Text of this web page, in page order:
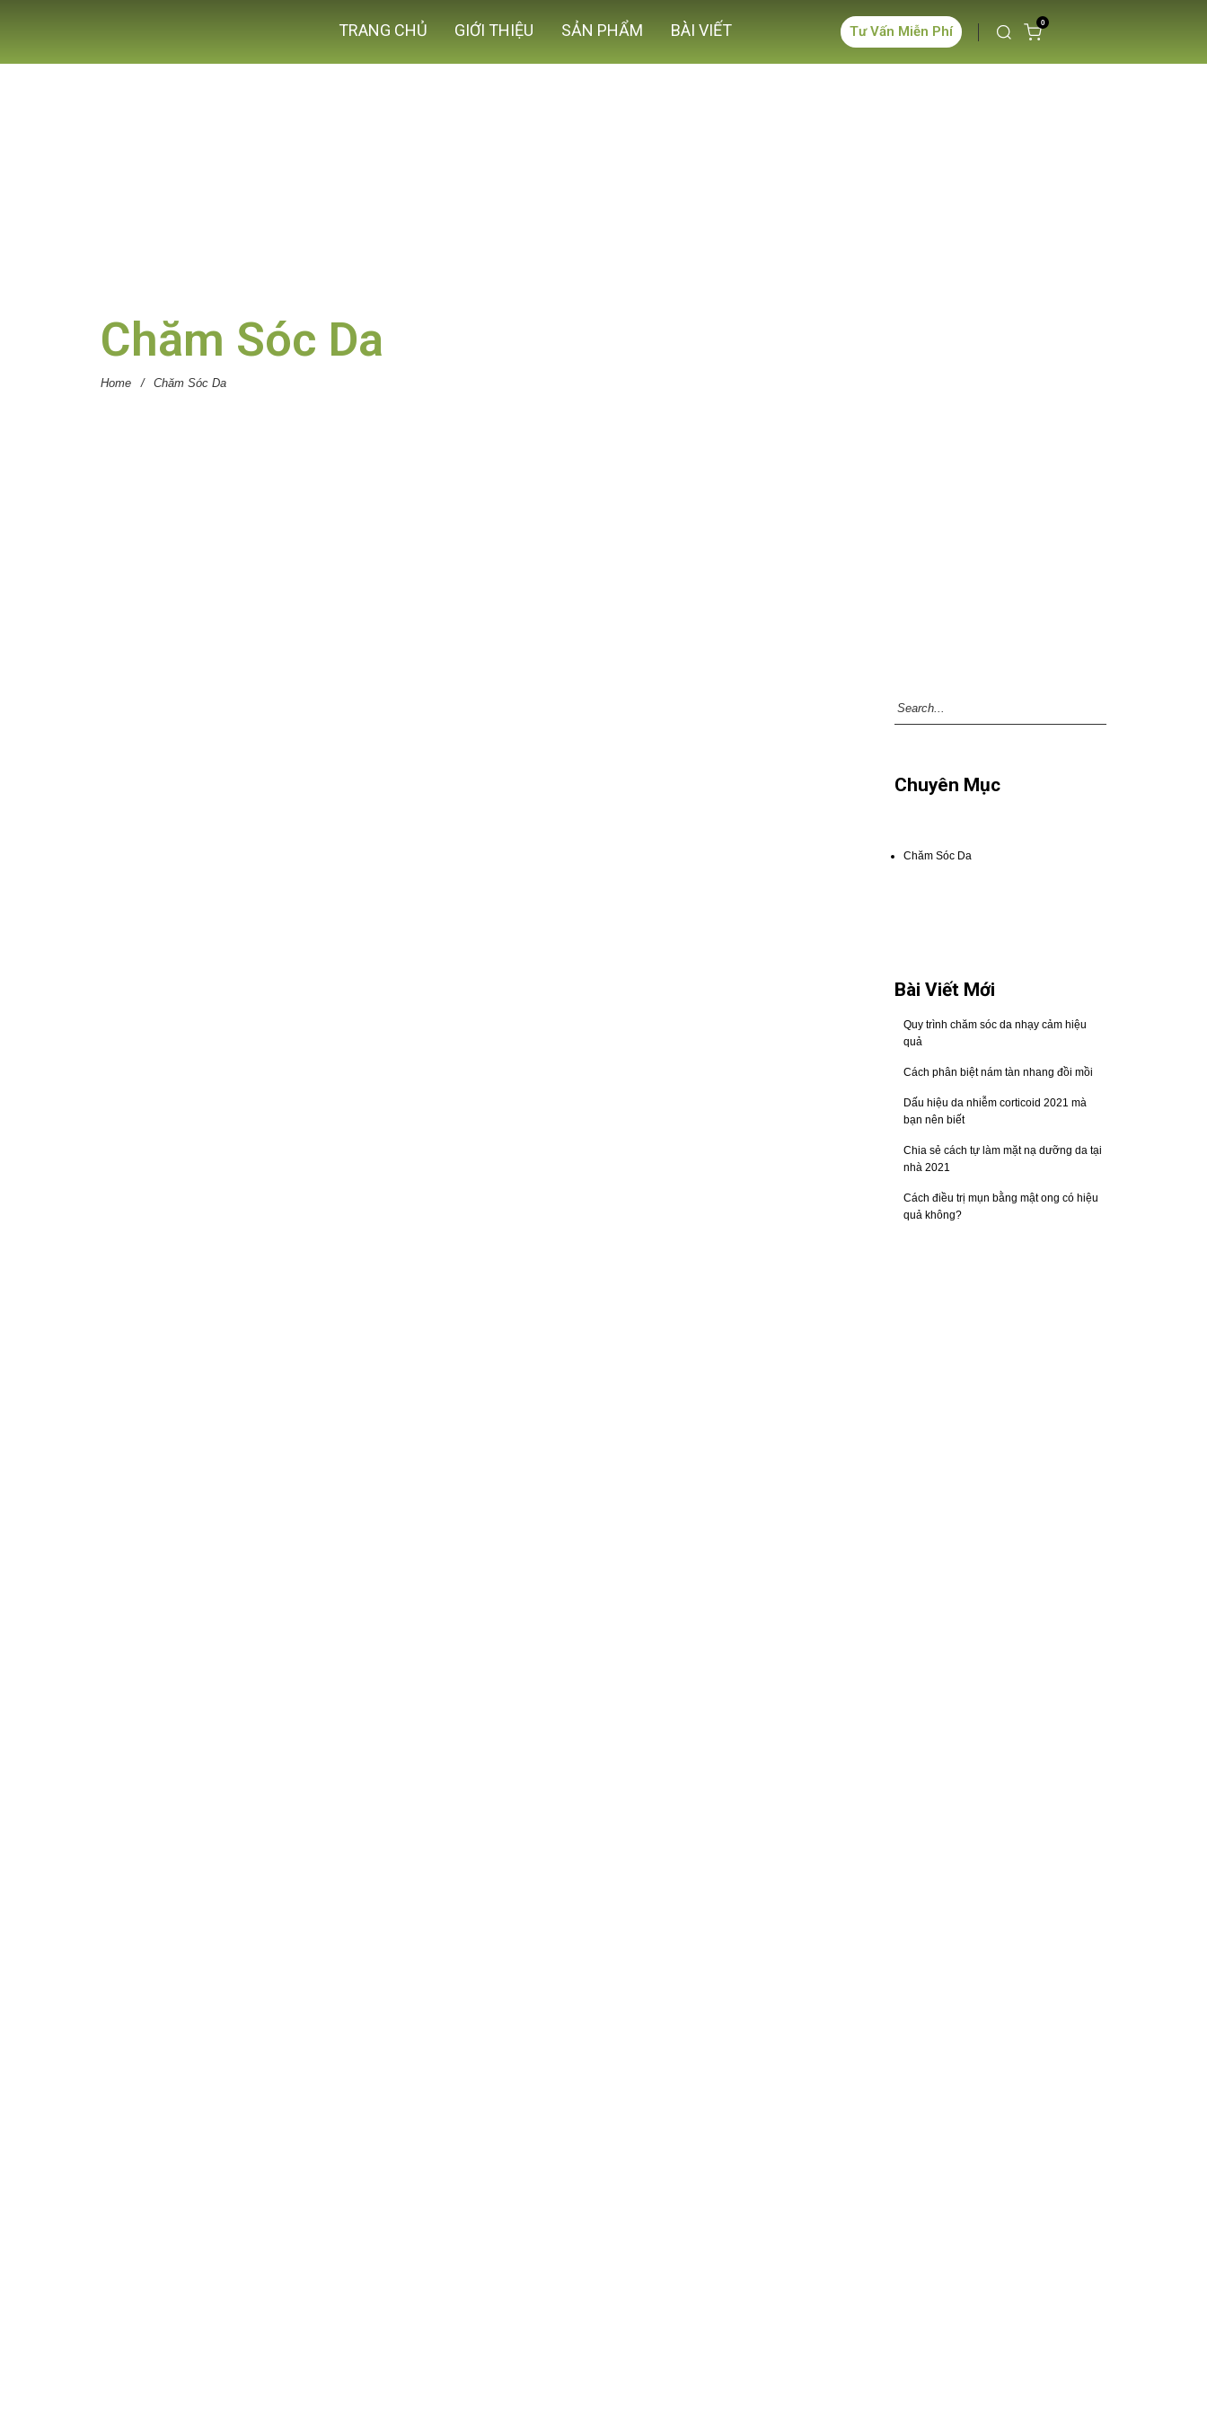
TRANG CHỦ GIỚI THIỆU SẢN PHẨM BÀI VIẾT Tư Vấn Miễn Phí
0
Chăm Sóc Da
Home / Chăm Sóc Da
Chuyên Mục
Chăm Sóc Da
Bài Viết Mới
Quy trình chăm sóc da nhạy cảm hiệu
quả
Cách phân biệt nám tàn nhang đồi mồi
Dấu hiệu da nhiễm corticoid 2021 mà
bạn nên biết
Chia sẻ cách tự làm mặt nạ dưỡng da tại
nhà 2021
Cách điều trị mụn bằng mật ong có hiệu
quả không?